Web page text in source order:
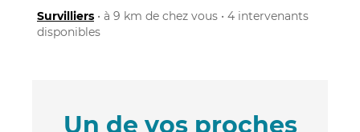
Survilliers • à 9 km de chez vous • 4 intervenants
disponibles
Un de vos proches